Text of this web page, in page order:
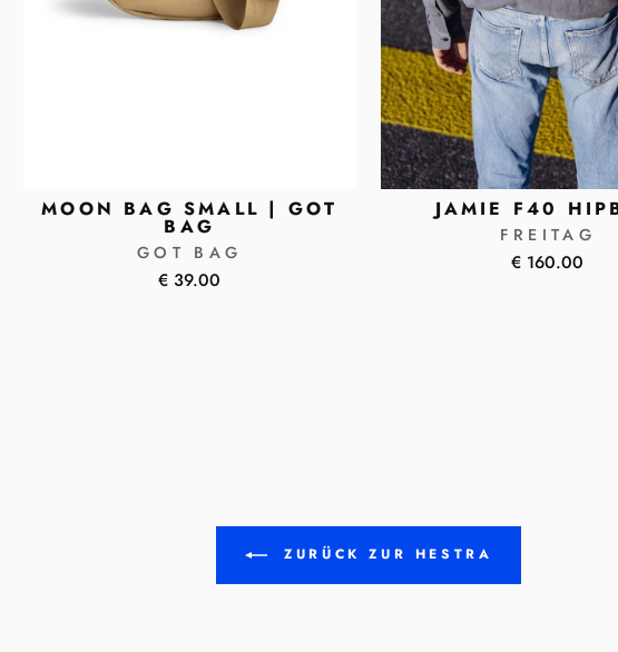
MOON BAG SMALL | GOT
BAG
GOT BAG
€ 39.00
JAMIE F40
FREITAG
€ 160.00
ZURÜCK ZUR HESTRA